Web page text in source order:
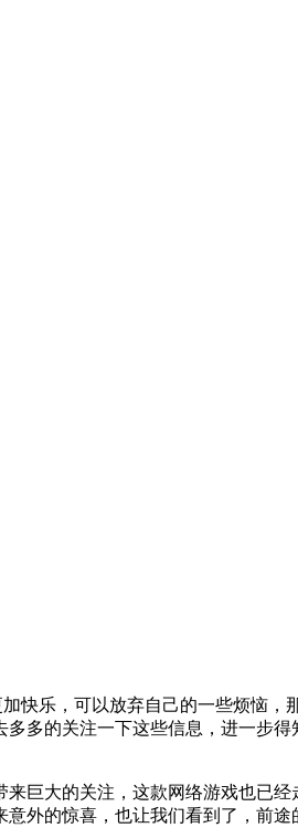
乐，可以放弃自己的一些烦恼，
多的关注一下这些信息，进一步
来巨大的关注，这款网络游戏也已
外的惊喜，也让我们看到了，前